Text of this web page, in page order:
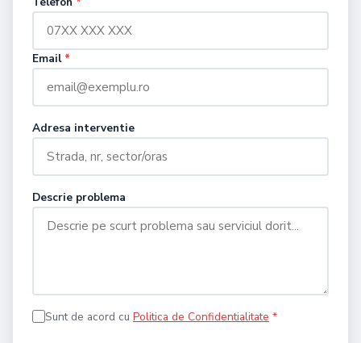
Email *
Adresa interventie
Descrie problema
Sunt de acord cu Politica de Confidentialitate *